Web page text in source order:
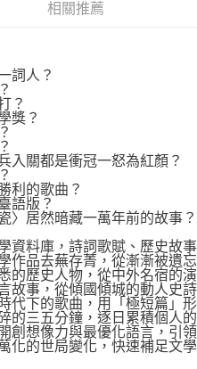
費
費
運費
相關推薦
詞人？
？
獎？
入關都是衝冠一怒為紅顏？
利的歌曲？
語版？
〉居然暗藏一萬年前的故事？
資料庫，詩詞歌賦、歷史故事
作品去蕪存菁，從漸漸被遺忘
的歷史人物，從中外名宿的演
故事，從傾國傾城的動人史詩
代下的歌曲，用「極短篇」形
的三五分鐘，逐日累積個人的
創想像力與最優化語言，引領
化的世局變化，快速補足文學